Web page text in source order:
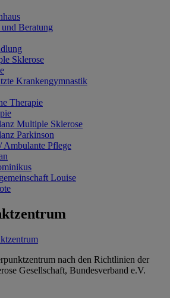
Beratung
Sklerose
Krankengymnastik
Therapie
Multiple Sklerose
Parkinson
Ambulante Pflege
Louise
nach den Richtlinien der
Gesellschaft, Bundesverband e.V.